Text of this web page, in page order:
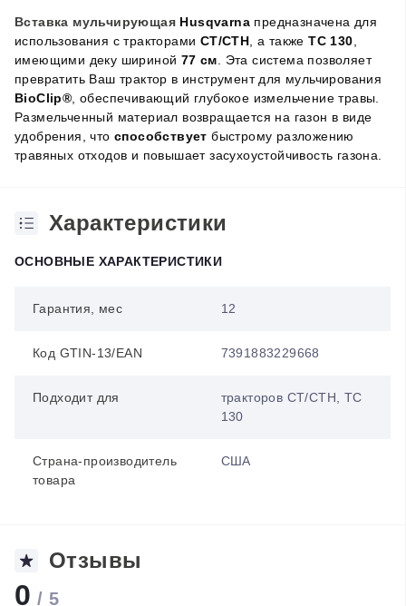
Вставка мульчирующая Husqvarna предназначена для
использования с тракторами CT/CTH , а такжеTC 130
имеющими деку шириной 77 см . Эта система позволяет
превратить Ваш трактор в инструмент для мульчирования
BioClip® , обеспечивающий глубокое измельчение травы.
Размельченный материал возвращается на газон в виде
удобрения, чтоспособствует быстрому разложению
травяных отходов и повышает засухоустойчивость газона.
Характеристики
ОСНОВНЫЕ ХАРАКТЕРИСТИКИ
Гарантия, мес 12
Код GTIN-13/EAN 7391883229668
Подходит для
тракторов CT/CTH, TC
130
Страна-производитель
товара
США
Отзывы
0 / 5